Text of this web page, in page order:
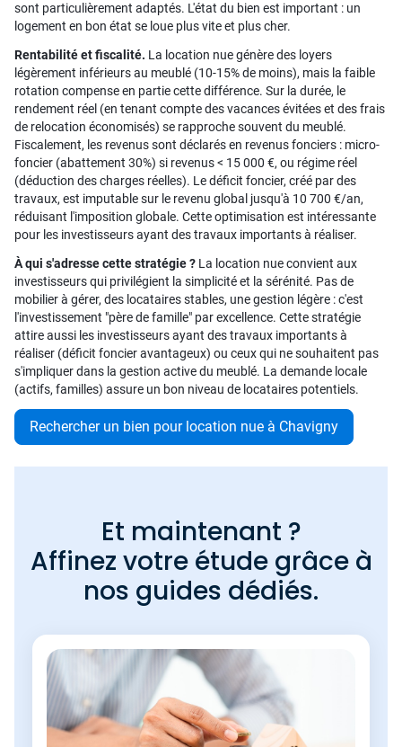
sont particulièrement adaptés. L'état du bien est important : un
logement en bon état se loue plus vite et plus cher.
Rentabilité et fiscalité. La location nue génère des loyers
légèrement inférieurs au meublé (10-15% de moins), mais la faible
rotation compense en partie cette différence. Sur la durée, le
rendement réel (en tenant compte des vacances évitées et des frais
de relocation économisés) se rapproche souvent du meublé.
Fiscalement, les revenus sont déclarés en revenus fonciers : micro-
foncier (abattement 30%) si revenus < 15 000 €, ou régime réel
(déduction des charges réelles). Le déficit foncier, créé par des
travaux, est imputable sur le revenu global jusqu'à 10 700 €/an,
réduisant l'imposition globale. Cette optimisation est intéressante
pour les investisseurs ayant des travaux importants à réaliser.
À qui s'adresse cette stratégie ? La location nue convient aux
investisseurs qui privilégient la simplicité et la sérénité. Pas de
mobilier à gérer, des locataires stables, une gestion légère : c'est
l'investissement "père de famille" par excellence. Cette stratégie
attire aussi les investisseurs ayant des travaux importants à
réaliser (déficit foncier avantageux) ou ceux qui ne souhaitent pas
s'impliquer dans la gestion active du meublé. La demande locale
(actifs, familles) assure un bon niveau de locataires potentiels.
Rechercher un bien pour location nue à Chavigny
Et maintenant ?
Affinez votre étude grâce à
nos guides dédiés.